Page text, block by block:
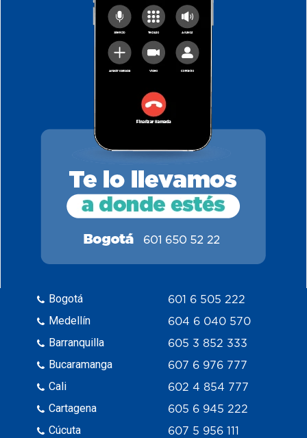
Bogotá
Medellín
Barranquilla
Bucaramanga
Cali
Cartagena
Cúcuta
601 6 505 222
604 6 040 570
605 3 852 333
607 6 976 777
602 4 854 777
605 6 945 222
607 5 956 111